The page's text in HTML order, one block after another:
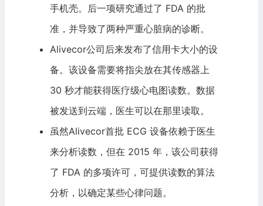
手机壳。后一项研究通过了 FDA 的批
准，并导致了两种严重心脏病的诊断。
Alivecor公司后来发布了信用卡大小的设
备。该设备需要将指尖放在其传感器上
30 秒才能获得医疗级心电图读数。数据
被发送到云端，医生可以在那里读取。
虽然Alivecor首批 ECG 设备依赖于医生
来分析读数，但在 2015 年，该公司获得
了 FDA 的多项许可，可提供读数的算法
分析，以确定某些心律问题。